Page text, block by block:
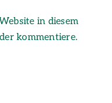
in diesem
kommentiere.